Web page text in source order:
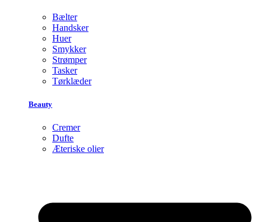
Bælter
Handsker
Huer
Smykker
Strømper
Tasker
Tørklæder
Beauty
Cremer
Dufte
Æteriske olier